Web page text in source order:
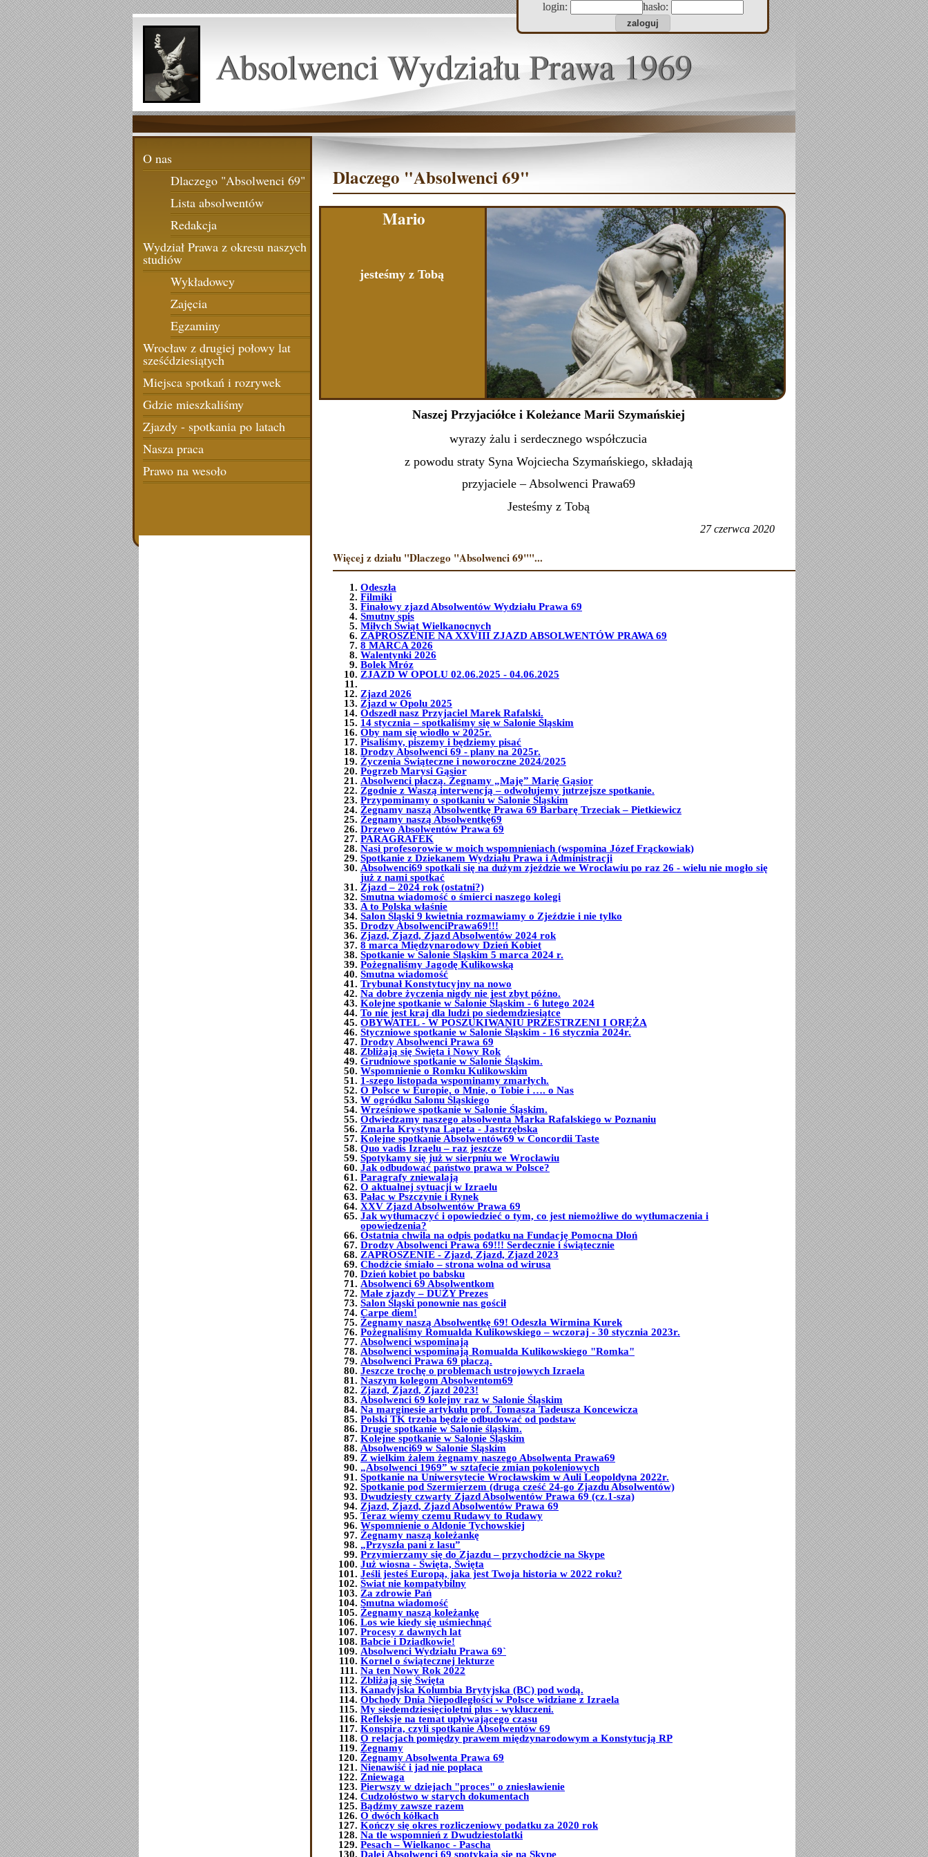
login: hasło:
Absolwenci Wydziału Prawa 1969
O nas
Dlaczego "Absolwenci 69"
Lista absolwentów
Redakcja
Wydział Prawa z okresu naszych
studiów
Wykładowcy
Zajęcia
Egzaminy
Wrocław z drugiej połowy lat
sześćdziesiątych
Miejsca spotkań i rozrywek
Gdzie mieszkaliśmy
Zjazdy - spotkania po latach
Nasza praca
Prawo na wesoło
Dlaczego "Absolwenci 69"
Mario
jesteśmy z Tobą
Naszej Przyjaciółce i Koleżance Marii Szymańskiej
wyrazy żalu i serdecznego współczucia
z powodu straty Syna Wojciecha Szymańskiego, składają
przyjaciele – Absolwenci Prawa69
Jesteśmy z Tobą
27 czerwca 2020
Więcej z działu "Dlaczego "Absolwenci 69""...
Odeszła
Filmiki
Finałowy zjazd Absolwentów Wydziału Prawa 69
Smutny spis
Miłych Świąt Wielkanocnych
ZAPROSZENIE NA XXVIII ZJAZD ABSOLWENTÓW PRAWA 69
8 MARCA 2026
Walentynki 2026
Bolek Mróz
ZJAZD W OPOLU 02.06.2025 - 04.06.2025
Zjazd 2026
Zjazd w Opolu 2025
Odszedł nasz Przyjaciel Marek Rafalski.
14 stycznia – spotkaliśmy się w Salonie Śląskim
Oby nam się wiodło w 2025r.
Pisaliśmy, piszemy i będziemy pisać
Drodzy Absolwenci 69 - plany na 2025r.
Życzenia Świąteczne i noworoczne 2024/2025
Pogrzeb Marysi Gąsior
Absolwenci płaczą. Żegnamy „Maję” Marię Gąsior
Zgodnie z Waszą interwencją – odwołujemy jutrzejsze spotkanie.
Przypominamy o spotkaniu w Salonie Śląskim
Żegnamy naszą Absolwentkę Prawa 69 Barbarę Trzeciak – Pietkiewicz
Żegnamy naszą Absolwentkę69
Drzewo Absolwentów Prawa 69
PARAGRAFEK
Nasi profesorowie w moich wspomnieniach (wspomina Józef Frąckowiak)
Spotkanie z Dziekanem Wydziału Prawa i Administracji
Absolwenci69 spotkali się na dużym zjeździe we Wrocławiu po raz 26 - wielu nie mogło się
już z nami spotkać
Zjazd – 2024 rok (ostatni?)
Smutna wiadomość o śmierci naszego kolegi
A to Polska właśnie
Salon Śląski 9 kwietnia rozmawiamy o Zjeździe i nie tylko
Drodzy AbsolwenciPrawa69!!!
Zjazd, Zjazd, Zjazd Absolwentów 2024 rok
8 marca Międzynarodowy Dzień Kobiet
Spotkanie w Salonie Śląskim 5 marca 2024 r.
Pożegnaliśmy Jagodę Kulikowską
Smutna wiadomość
Trybunał Konstytucyjny na nowo
Na dobre życzenia nigdy nie jest zbyt późno.
Kolejne spotkanie w Salonie Śląskim - 6 lutego 2024
To nie jest kraj dla ludzi po siedemdziesiątce
OBYWATEL - W POSZUKIWANIU PRZESTRZENI I ORĘŻA
Styczniowe spotkanie w Salonie Śląskim - 16 stycznia 2024r.
Drodzy Absolwenci Prawa 69
Zbliżają się Święta i Nowy Rok
Grudniowe spotkanie w Salonie Śląskim.
Wspomnienie o Romku Kulikowskim
1-szego listopada wspominamy zmarłych.
O Polsce w Europie, o Mnie, o Tobie i …. o Nas
W ogródku Salonu Śląskiego
Wrześniowe spotkanie w Salonie Śląskim.
Odwiedzamy naszego absolwenta Marka Rafalskiego w Poznaniu
Zmarła Krystyna Lapeta - Jastrzębska
Kolejne spotkanie Absolwentów69 w Concordii Taste
Quo vadis Izraelu – raz jeszcze
Spotykamy się już w sierpniu we Wrocławiu
Jak odbudować państwo prawa w Polsce?
Paragrafy zniewalają
O aktualnej sytuacji w Izraelu
Pałac w Pszczynie i Rynek
XXV Zjazd Absolwentów Prawa 69
Jak wytłumaczyć i opowiedzieć o tym, co jest niemożliwe do wytłumaczenia i
opowiedzenia?
Ostatnia chwila na odpis podatku na Fundację Pomocna Dłoń
Drodzy Absolwenci Prawa 69!!! Serdecznie i świątecznie
ZAPROSZENIE - Zjazd, Zjazd, Zjazd 2023
Chodźcie śmiało – strona wolna od wirusa
Dzień kobiet po babsku
Absolwenci 69 Absolwentkom
Małe zjazdy – DUŻY Prezes
Salon Śląski ponownie nas gościł
Carpe diem!
Żegnamy naszą Absolwentkę 69! Odeszła Wirmina Kurek
Pożegnaliśmy Romualda Kulikowskiego – wczoraj - 30 stycznia 2023r.
Absolwenci wspominają
Absolwenci wspominają Romualda Kulikowskiego "Romka"
Absolwenci Prawa 69 płaczą.
Jeszcze trochę o problemach ustrojowych Izraela
Naszym kolegom Absolwentom69
Zjazd, Zjazd, Zjazd 2023!
Absolwenci 69 kolejny raz w Salonie Śląskim
Na marginesie artykułu prof. Tomasza Tadeusza Koncewicza
Polski TK trzeba będzie odbudować od podstaw
Drugie spotkanie w Salonie śląskim.
Kolejne spotkanie w Salonie Śląskim
Absolwenci69 w Salonie Śląskim
Z wielkim żalem żegnamy naszego Absolwenta Prawa69
„Absolwenci 1969” w sztafecie zmian pokoleniowych
Spotkanie na Uniwersytecie Wrocławskim w Auli Leopoldyna 2022r.
Spotkanie pod Szermierzem (druga cześć 24-go Zjazdu Absolwentów)
Dwudziesty czwarty Zjazd Absolwentów Prawa 69 (cz.1-sza)
Zjazd, Zjazd, Zjazd Absolwentów Prawa 69
Teraz wiemy czemu Rudawy to Rudawy
Wspomnienie o Aldonie Tychowskiej
Żegnamy naszą koleżankę
„Przyszła pani z lasu”
Przymierzamy się do Zjazdu – przychodźcie na Skype
Już wiosna - Święta, Święta
Jeśli jesteś Europą, jaka jest Twoja historia w 2022 roku?
Świat nie kompatybilny
Za zdrowie Pań
Smutna wiadomość
Żegnamy naszą koleżankę
Los wie kiedy się uśmiechnąć
Procesy z dawnych lat
Babcie i Dziadkowie!
Absolwenci Wydziału Prawa 69`
Kornel o świątecznej lekturze
Na ten Nowy Rok 2022
Zbliżają się Święta
Kanadyjska Kolumbia Brytyjska (BC) pod wodą.
Obchody Dnia Niepodległości w Polsce widziane z Izraela
My siedemdziesięcioletni plus - wykluczeni.
Refleksje na temat upływającego czasu
Konspira, czyli spotkanie Absolwentów 69
O relacjach pomiędzy prawem międzynarodowym a Konstytucją RP
Żegnamy
Żegnamy Absolwenta Prawa 69
Nienawiść i jad nie popłaca
Zniewaga
Pierwszy w dziejach "proces" o zniesławienie
Cudzołóstwo w starych dokumentach
Bądźmy zawsze razem
O dwóch kółkach
Kończy się okres rozliczeniowy podatku za 2020 rok
Na tle wspomnień z Dwudziestolatki
Pesach – Wielkanoc - Pascha
Dalej Absolwenci 69 spotykają się na Skype